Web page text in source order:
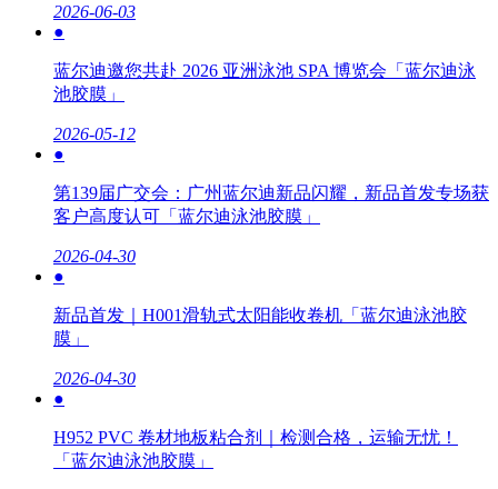
2026-06-03
●
蓝尔迪邀您共赴 2026 亚洲泳池 SPA 博览会「蓝尔迪泳
池胶膜」
2026-05-12
●
第139届广交会：广州蓝尔迪新品闪耀，新品首发专场获
客户高度认可「蓝尔迪泳池胶膜」
2026-04-30
●
新品首发｜H001滑轨式太阳能收卷机「蓝尔迪泳池胶
膜」
2026-04-30
●
H952 PVC 卷材地板粘合剂｜检测合格，运输无忧！
「蓝尔迪泳池胶膜」